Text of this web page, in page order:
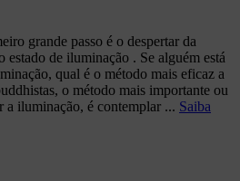
grande passo é o despertar da
estado de iluminação . Se alguém está
qual é o método mais eficaz a
o método mais importante ou
a iluminação, é contemplar ... Saiba